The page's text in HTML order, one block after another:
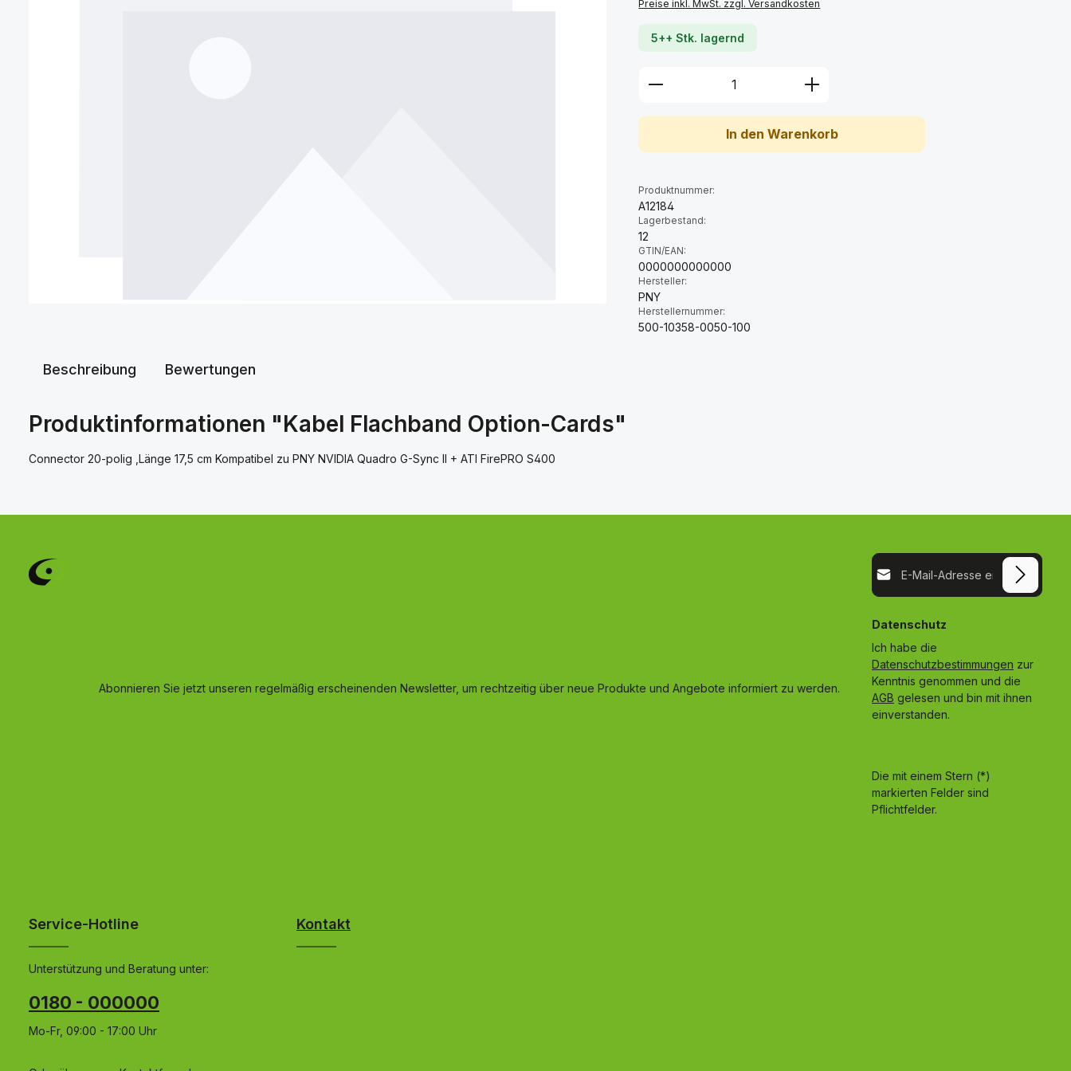
Preise inkl. MwSt. zzgl. Versandkosten
5++ Stk. lagernd
Produkt Anzahl: Gib den gewünschten Wert
In den Warenkorb
Produktnummer:
A12184
Lagerbestand:
12
GTIN/EAN:
0000000000000
Hersteller:
PNY
Herstellernummer:
500-10358-0050-100
Beschreibung Bewertungen
Produktinformationen "Kabel Flachband Option-Cards"
Connector 20-polig ,Länge 17,5 cm Kompatibel zu PNY NVIDIA Quadro G-Sync II + ATI FirePRO S400
Abonnieren Sie jetzt unseren regelmäßig erscheinenden Newsletter, um rechtzeitig über neue Produkte und Angebote informiert zu werden.
E-Mail-Adresse*
Datenschutz
Ich habe die
Datenschutzbestimmungen zur
Kenntnis genommen und die
AGB gelesen und bin mit ihnen
einverstanden.
Die mit einem Stern (*)
markierten Felder sind
Pflichtfelder.
Service-Hotline
Unterstützung und Beratung unter:
0180 - 000000
Mo-Fr, 09:00 - 17:00 Uhr
Kontakt